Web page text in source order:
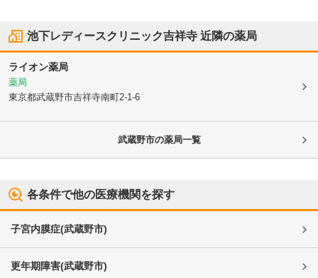
池下レディースクリニック吉祥寺 近隣の薬局
ライオン薬局
薬局
東京都武蔵野市吉祥寺南町2-1-6
武蔵野市の薬局一覧
各条件で他の医療機関を探す
子宮内膜症(武蔵野市)
更年期障害(武蔵野市)